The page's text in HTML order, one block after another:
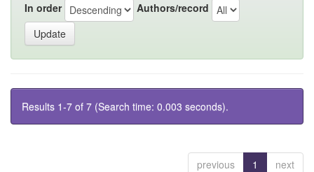
In order Authors/record
Results 1-7 of 7 (Search time: 0.003 seconds).
previous 1 next